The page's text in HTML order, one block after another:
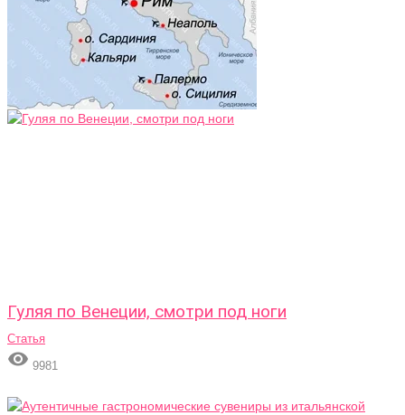
Гуляя по Венеции, смотри под ноги
Статья
 9981